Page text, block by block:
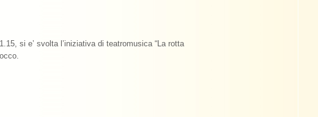
si e’ svolta l’iniziativa di teatromusica “La rotta